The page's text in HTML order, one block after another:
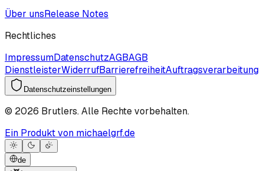
Über unsRelease Notes
Rechtliches
ImpressumDatenschutzAGBAGB
DienstleisterWiderrufBarrierefreiheitAuftragsverarbeitung
Datenschutzeinstellungen
© 2026 Brutlers.Alle Rechte vorbehalten.
Ein Produkt von michaelgrf.de
de